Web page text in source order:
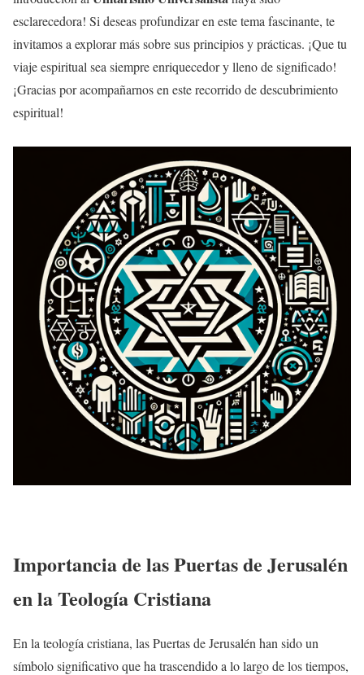
esclarecedora! Si deseas profundizar en este tema fascinante, te
invitamos a explorar más sobre sus principios y prácticas. ¡Que tu
viaje espiritual sea siempre enriquecedor y lleno de significado!
¡Gracias por acompañarnos en este recorrido de descubrimiento
espiritual!
Importancia de las Puertas de Jerusalén
en la Teología Cristiana
En la teología cristiana, las Puertas de Jerusalén han sido un
símbolo significativo que ha trascendido a lo largo de los tiempos,